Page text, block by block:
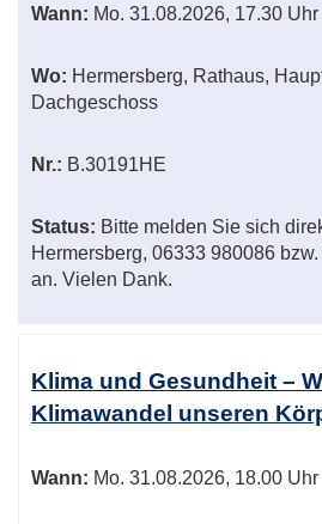
Wann: Mo. 31.08.2026, 17.30 Uhr
Wo: Hermersberg, Rathaus,
Dachgeschoss
Nr.: B.30191HE
Status: Bitte melden Sie sich
Hermersberg, 06333 980086
an. Vielen Dank.
Klima und Gesundheit –
Klimawandel unseren
Wann: Mo. 31.08.2026, 18.00 Uhr